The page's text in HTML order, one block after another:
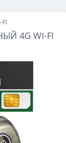
FI
4G WI-FI